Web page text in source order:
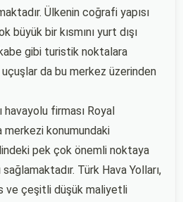
Ülkenin coğrafi yapısı
bir kısmını yurt dışı
gibi turistik noktalara
da bu merkez üzerinden
havayolu firması Royal
merkezi konumundaki
pek çok önemli noktaya
Türk Hava Yolları,
ve çeşitli düşük maliyetli